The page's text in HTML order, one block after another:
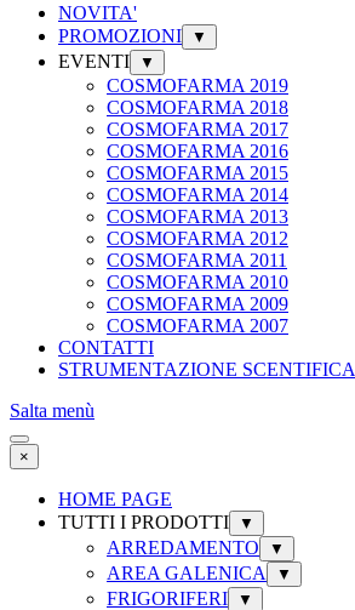
NOVITA'
PROMOZIONI
▼
EVENTI ▼
COSMOFARMA 2019
COSMOFARMA 2018
COSMOFARMA 2017
COSMOFARMA 2016
COSMOFARMA 2015
COSMOFARMA 2014
COSMOFARMA 2013
COSMOFARMA 2012
COSMOFARMA 2011
COSMOFARMA 2010
COSMOFARMA 2009
COSMOFARMA 2007
CONTATTI
STRUMENTAZIONE SCENTIFICA
Salta menù
×
HOME PAGE
TUTTI I PRODOTTI
▼
ARREDAMENTO ▼
AREA GALENICA ▼
FRIGORIFERI ▼